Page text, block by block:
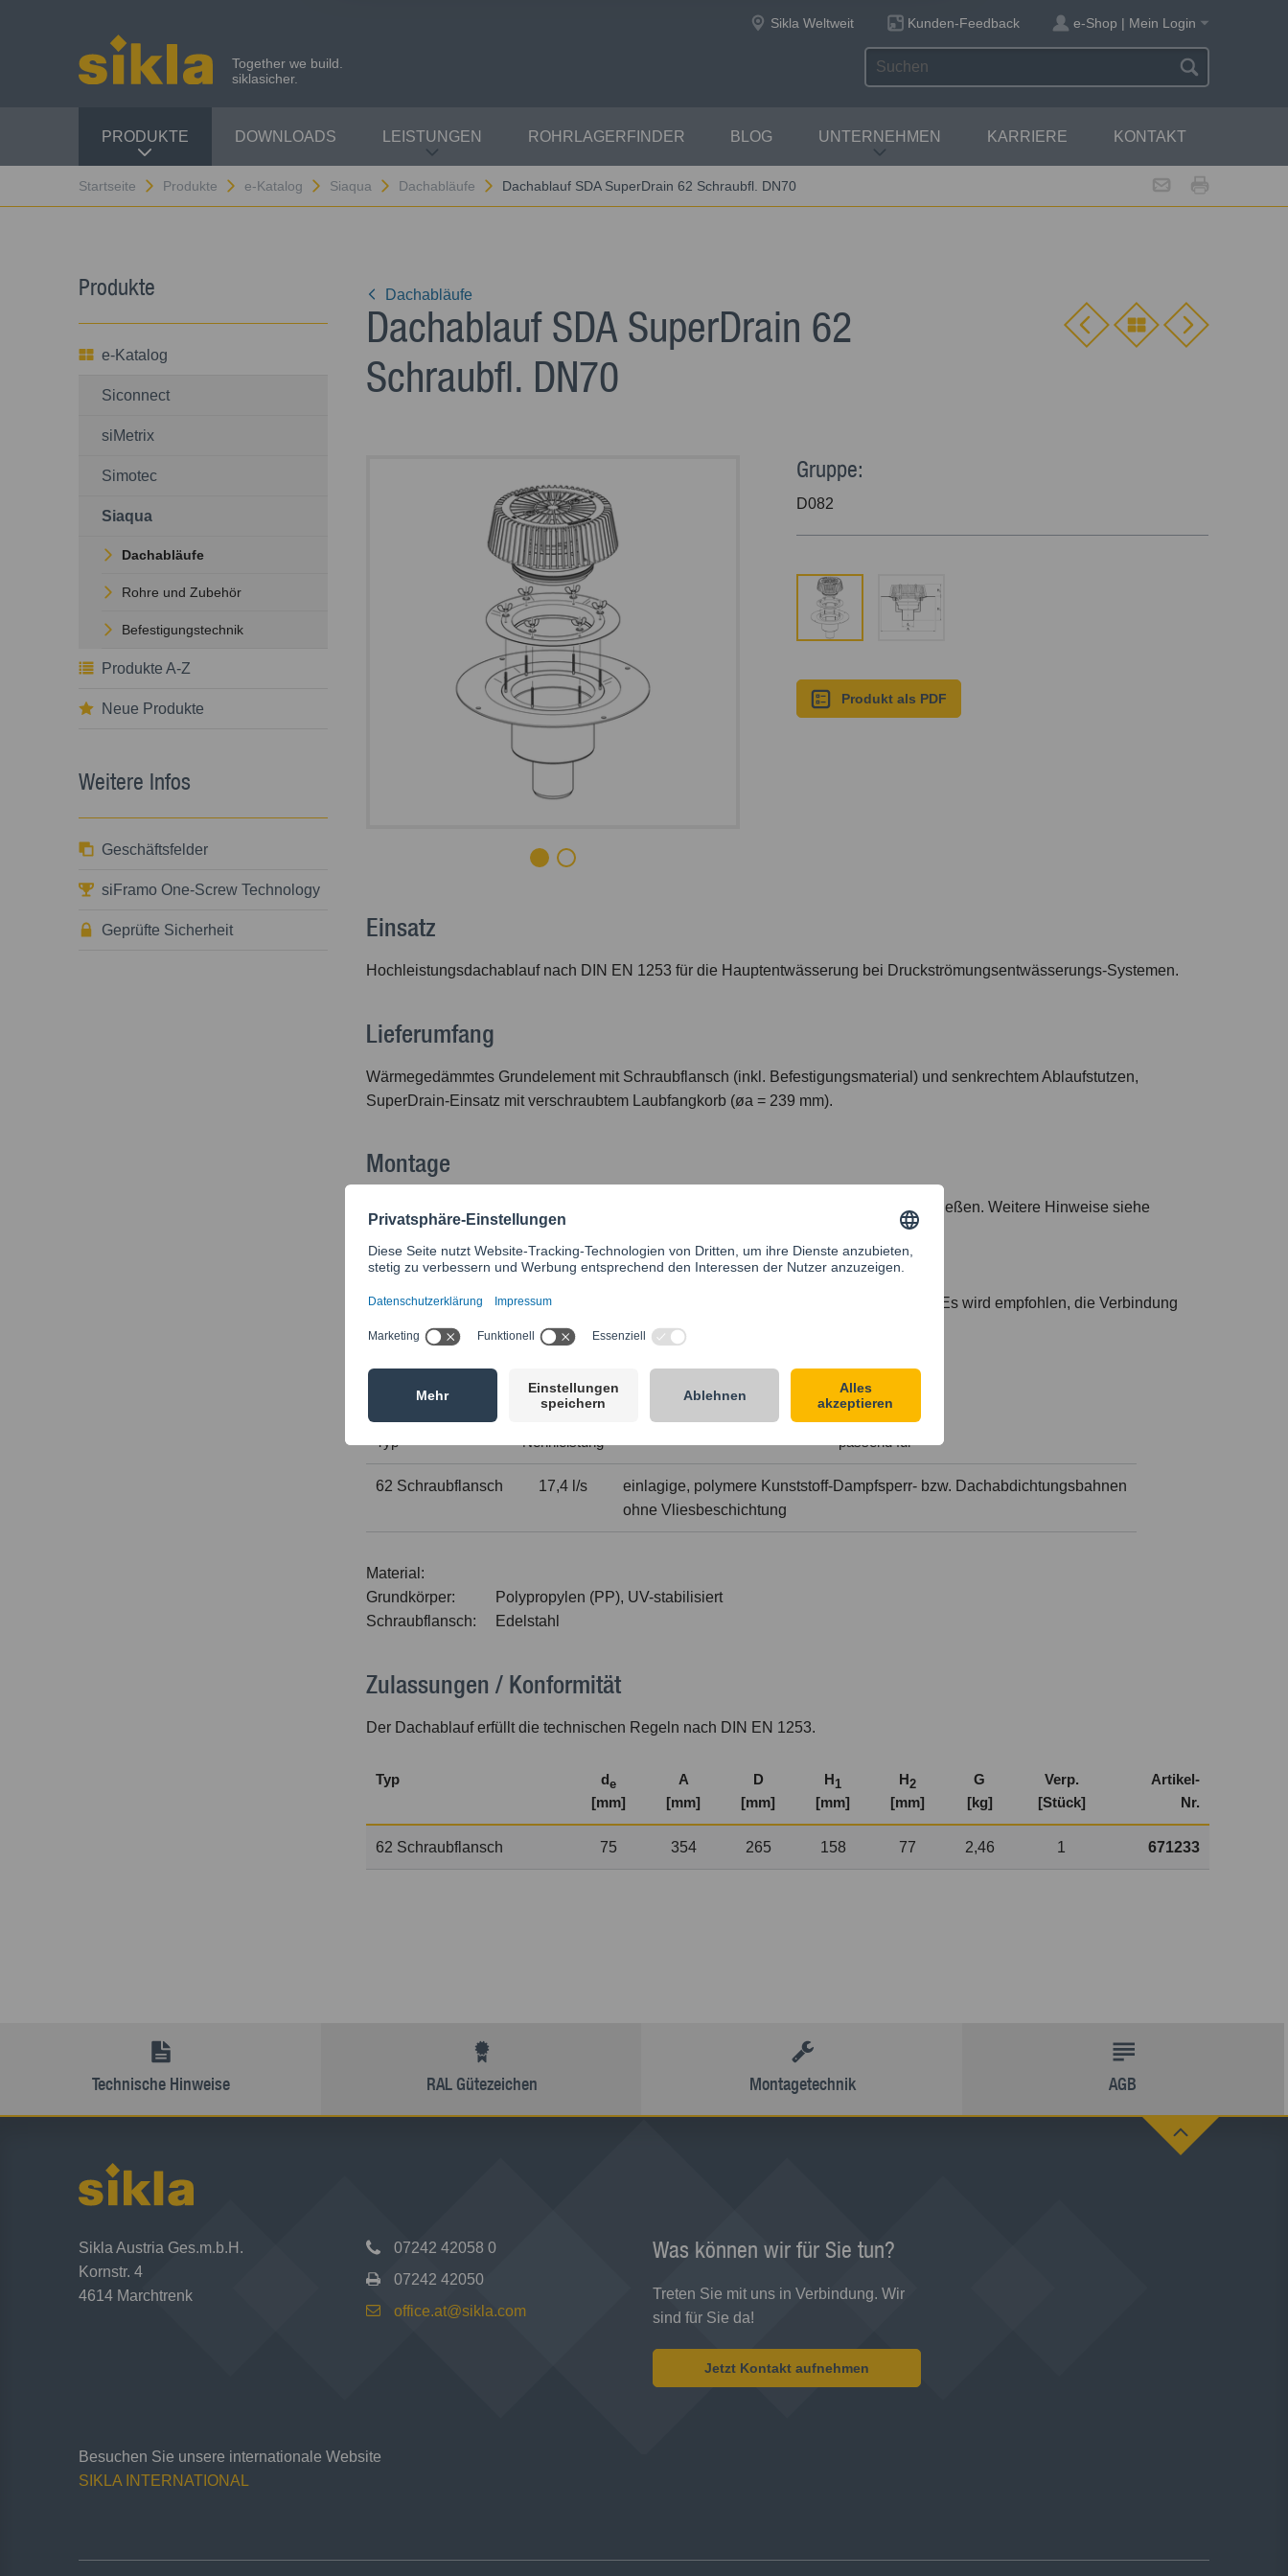
Together we build.
siklasicher.
Sikla Weltweit Kunden-Feedback e-Shop | Mein Login
PRODUKTE DOWNLOADS LEISTUNGEN ROHRLAGERFINDER BLOG UNTERNEHMEN KARRIERE KONTAKT
Startseite Produkte e-Katalog Siaqua Dachabläufe Dachablauf SDA SuperDrain 62 Schraubfl. DN70
Produkte
e-Katalog
Siconnect
siMetrix
Simotec
Siaqua
Dachabläufe
Rohre und Zubehör
Befestigungstechnik
Produkte A-Z
Neue Produkte
Weitere Infos
Geschäftsfelder
siFramo One-Screw Technology
Geprüfte Sicherheit
Dachabläufe
Dachablauf SDA SuperDrain 62
Schraubfl. DN70
Gruppe:
D082
Produkt als PDF
Einsatz
Hochleistungsdachablauf nach DIN EN 1253 für die Hauptentwässerung bei Druckströmungsentwässerungs-Systemen.
Lieferumfang
Wärmegedämmtes Grundelement mit Schraubflansch (inkl. Befestigungsmaterial) und senkrechtem Ablaufstutzen,
SuperDrain-Einsatz mit verschraubtem Laubfangkorb (øa = 239 mm).
Montage
Dampfsperrbahn bzw. Dachabdichtungsbahn mittels Schraubflansch bauseits anschließen. Weitere Hinweise siehe
Montageanleitung.
Durchmesser für Deckendurchbruch siehe Typentabelle, Maß "D",
Anschluss an Rohrsystem mittels PE-HD Steckmuffe, PK-NG-Rohr oder -Formstück. Es wird empfohlen, die Verbindung
gegen Herausziehen mittels PK-NG-ASV 75 zu sichern.
Technische Daten
Typ Nennleistung passend für
62 Schraubflansch 17,4 l/s
einlagige, polymere Kunststoff-Dampfsperr- bzw. Dachabdichtungsbahnen
ohne Vliesbeschichtung
Material:
Grundkörper:
Polypropylen (PP), UV-stabilisiert
Schraubflansch:
Edelstahl
Zulassungen / Konformität
Der Dachablauf erfüllt die technischen Regeln nach DIN EN 1253.
Typ de
[mm]
A
[mm]
D
[mm]
H1
[mm]
H2
[mm]
G
[kg]
Verp.
[Stück]
Artikel-
Nr.
62 Schraubflansch 75 354 265 158 77 2,46 1 671233
Technische Hinweise RAL Gütezeichen Montagetechnik AGB
Sikla Austria Ges.m.b.H.
Kornstr. 4
4614 Marchtrenk
07242 42058 0
07242 42050
office.at@sikla.com
Was können wir für Sie tun?
Treten Sie mit uns in Verbindung. Wir
sind für Sie da!
Jetzt Kontakt aufnehmen
Besuchen Sie unsere internationale Website
SIKLA INTERNATIONAL